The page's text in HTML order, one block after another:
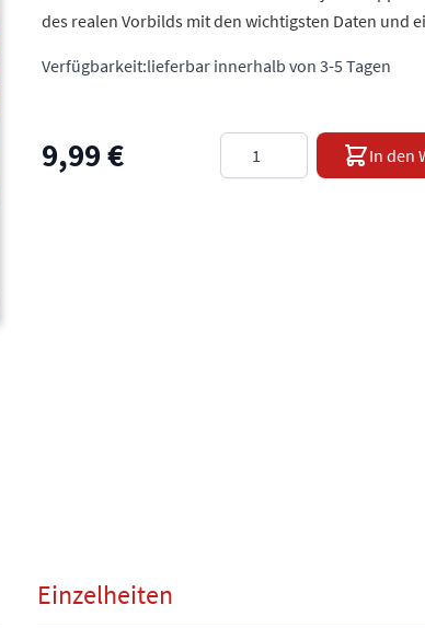
des realen Vorbilds mit den wichtigsten Daten und
Verfügbarkeit:lieferbar innerhalb von 3-5 Tagen
9,99 € Menge In den
Einzelheiten